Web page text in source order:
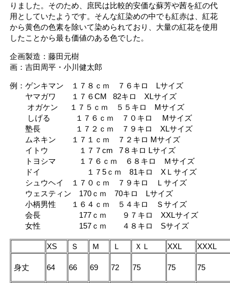
りました。そのため、庶民は比較的安価な蘇芳や茜を紅の代
用としていたようです。そんな紅染めの中でも紅赤は、紅花
から黄色の色素を除いて染められており、大量の紅花を使用
したことから最も価値のある色でした。
企画製造：藤田元樹
画：吉田周平・小川健太郎
例：ゲンキマン １７８ｃｍ ７６キロ Lサイズ
ヤマガワ １７６CM 82キロ XLサイズ
オガケン １７５ｃｍ ５５キロ Mサイズ
しげる １７６ｃｍ ７０キロ Mサイズ
塾長 １７２ｃｍ ７９キロ XLサイズ
ムネキン １７１ｃｍ ７２キロ Mサイズ
イトウ １７７cm 7８キロ Lサイズ
トヨシマ １７６ｃｍ ６８キロ Ｍサイズ
ドイ １７5ｃｍ 81キロ XＬサイズ
シュウヘイ １７０ｃｍ ７９キロ Ｌサイズ
ウェスティン 170ｃｍ 70キロ Lサイズ
小柄男性 １６４ｃｍ ５４キロ Ｓサイズ
会長 177ｃｍ ９７キロ XXLサイズ
女性 157ｃｍ ４８キロ Sサイズ
XS Ｓ Ｍ Ｌ ＸＬ XXL XXXL
身丈 64 66 69 72 75 75 75